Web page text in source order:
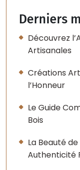
Derniers
Découvrez
Artisanales
Créations
l’Honneur
Le Guide
Bois
La Beauté
Authenticité